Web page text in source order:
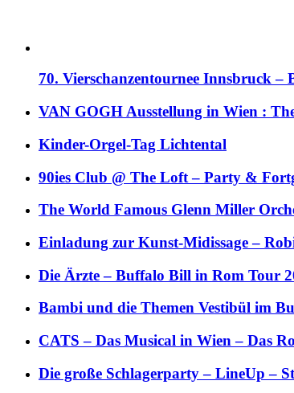
70. Vierschanzentournee Innsbruck –
VAN GOGH Ausstellung in Wien :
Kinder-Orgel-Tag Lichtental
90ies Club @ The Loft – Party &
The World Famous Glenn Miller
Einladung zur Kunst-Midissage –
Die Ärzte – Buffalo Bill in Rom Tour
Bambi und die Themen Vestibül im
CATS – Das Musical in Wien – Das
Die große Schlagerparty – LineUp –